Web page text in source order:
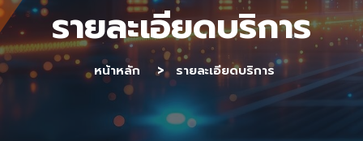
รายละเอียดบริการ
หน้าหลัก รายละเอียดบริการ